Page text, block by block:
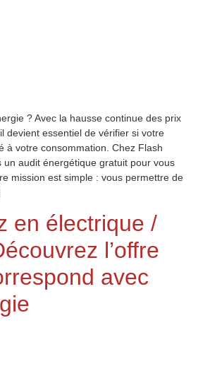
? Avec la hausse continue des prix
devient essentiel de vérifier si votre
à votre consommation. Chez Flash
un audit énergétique gratuit pour vous
mission est simple : vous permettre de
en électrique /
l’offre
avec